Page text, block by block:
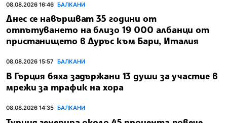
08.08.2026 16:46 БАЛКАНИ
Днес се навършват 35 години от
отпътуването на близо 19 000 албанци от
пристанището в Дуръс към Бари, Италия
08.08.2026 15:57 БАЛКАНИ
В Гърция бяха задържани 13 души за участие в
мрежи за трафик на хора
08.08.2026 14:35 БАЛКАНИ